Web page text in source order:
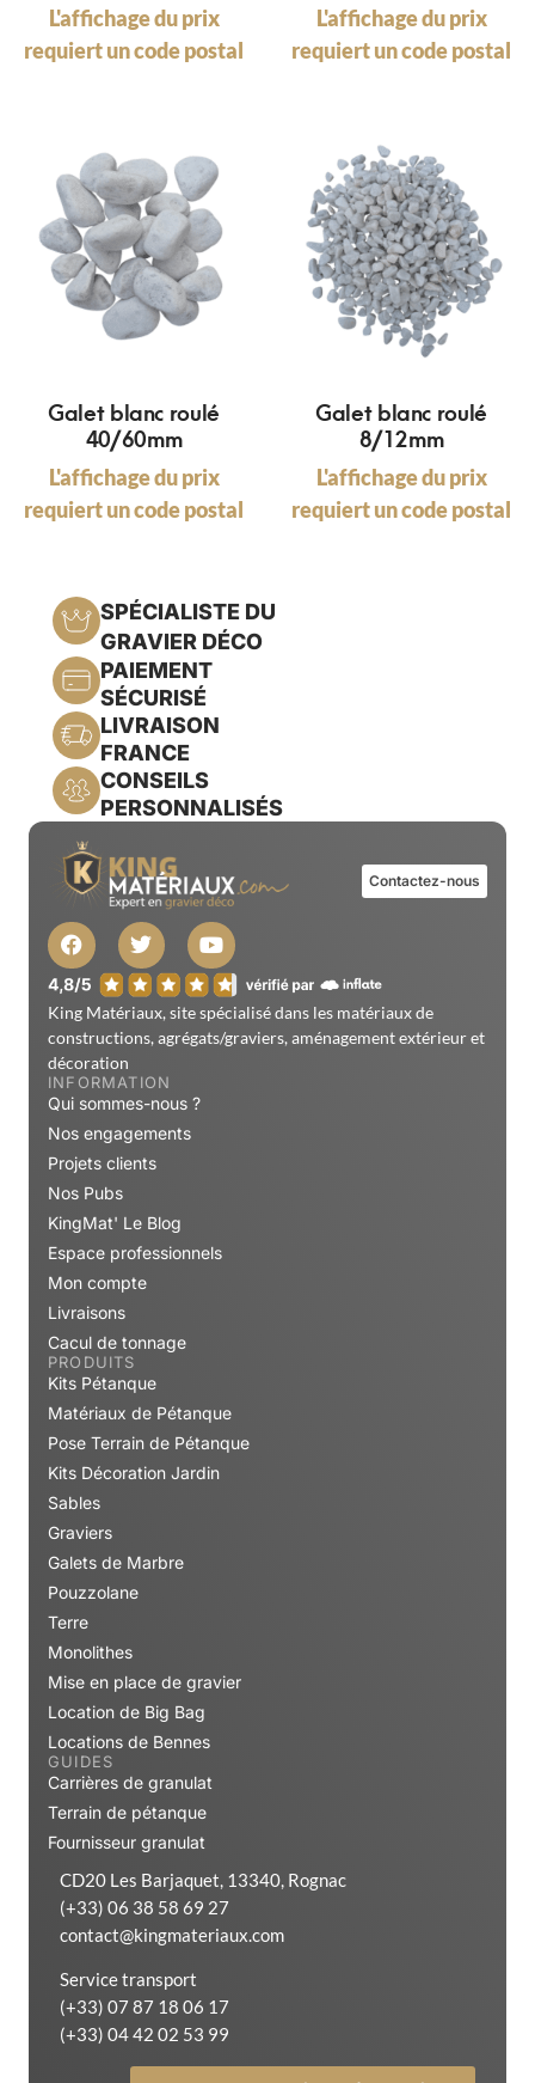
L'affichage du prix
requiert un code postal
L'affichage du prix
requiert un code postal
Galet blanc roulé
40/60mm
L'affichage du prix
requiert un code postal
Galet blanc roulé
8/12mm
L'affichage du prix
requiert un code postal
SPÉCIALISTE DU
GRAVIER DÉCO
PAIEMENT
SÉCURISÉ
LIVRAISON
FRANCE
CONSEILS
PERSONNALISÉS
Contactez-nous
King Matériaux, site spécialisé dans les matériaux de
constructions, agrégats/graviers, aménagement extérieur et
décoration
INFORMATION
Qui sommes-nous ?
Nos engagements
Projets clients
Nos Pubs
KingMat' Le Blog
Espace professionnels
Mon compte
Livraisons
Cacul de tonnage
PRODUITS
Kits Pétanque
Matériaux de Pétanque
Pose Terrain de Pétanque
Kits Décoration Jardin
Sables
Graviers
Galets de Marbre
Pouzzolane
Terre
Monolithes
Mise en place de gravier
Location de Big Bag
Locations de Bennes
GUIDES
Carrières de granulat
Terrain de pétanque
Fournisseur granulat
CD20 Les Barjaquet, 13340, Rognac
(+33) 06 38 58 69 27
contact@kingmateriaux.com
Service transport
(+33) 07 87 18 06 17
(+33) 04 42 02 53 99